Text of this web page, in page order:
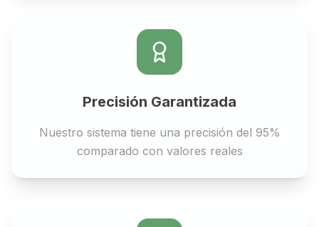
Precisión Garantizada
Nuestro sistema tiene una precisión del 95%
comparado con valores reales